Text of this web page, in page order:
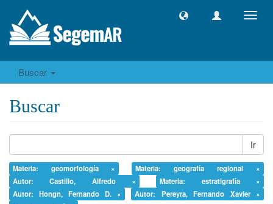
Buscar
Buscar
Ir
Materia: geomorfología ×
Materia: geografía regional ×
Autor: Castillo, Alfredo ×
Materia: estratigrafía ×
Autor: Hongn, Fernando D. ×
Autor: Pereyra, Fernando Xavier ×